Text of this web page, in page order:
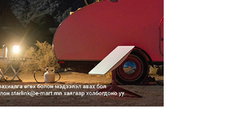
хучилттай авто замын талаас
и...
2026/08/06
Засгийн газар энэ оныг
дуустал санхүүгийн хэмнэлти...